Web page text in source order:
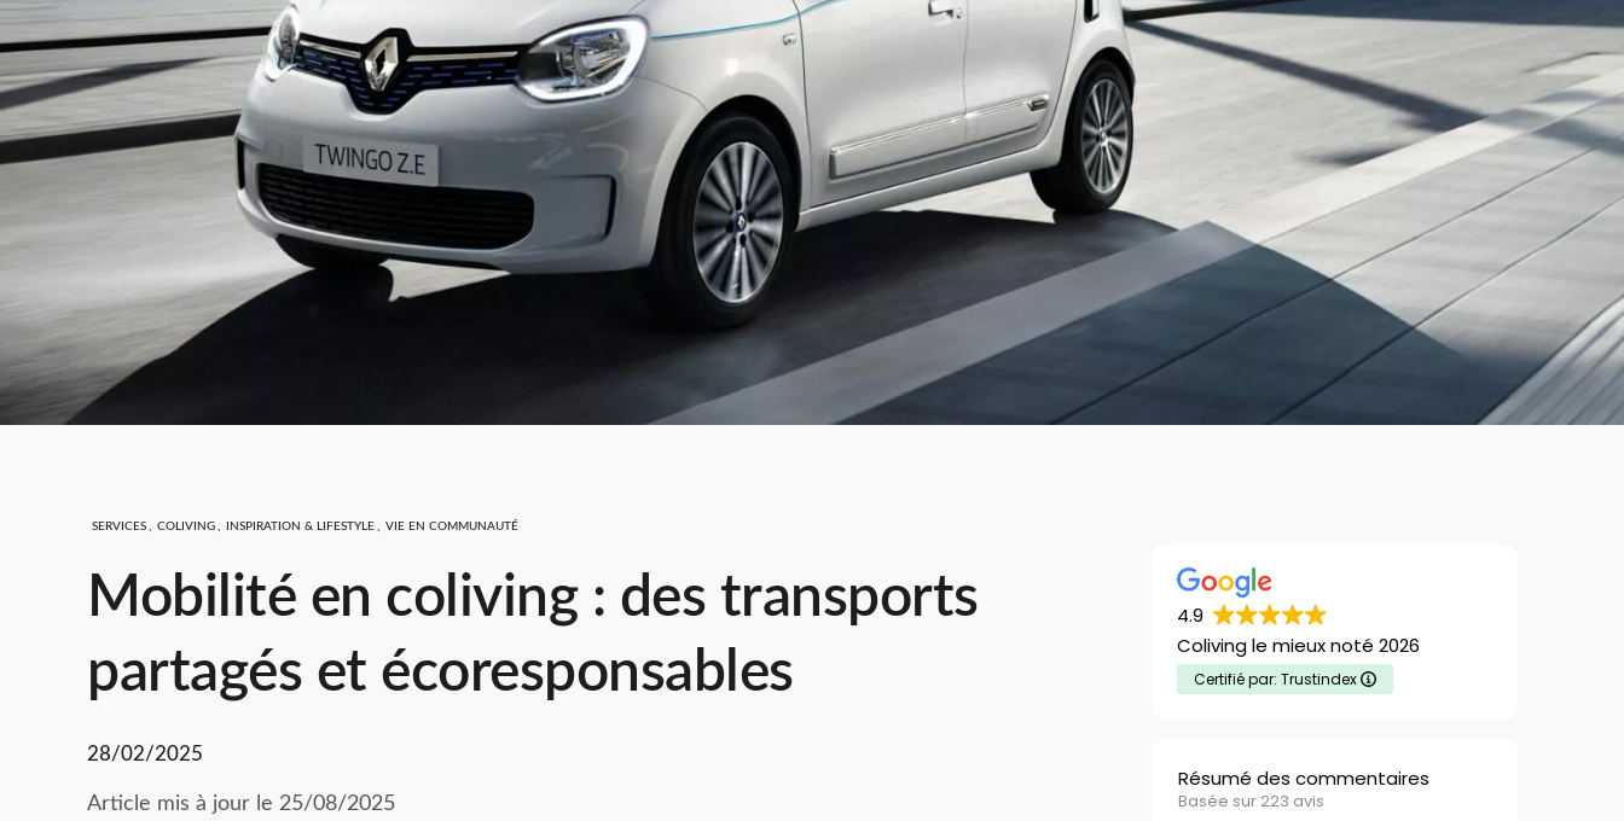
SERVICES , COLIVING , INSPIRATION & LIFESTYLE , VIE EN COMMUNAUTÉ
Mobilité en coliving : des transports
partagés et écoresponsables
28/02/2025
Article mis à jour le 25/08/2025
4.9
Coliving le mieux noté 2026
Certifié par: Trustindex
Résumé des commentaires
Basée sur 223 avis